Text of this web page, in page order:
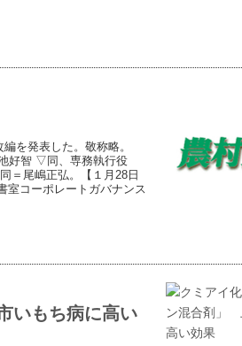
を発表した。敬称略。
好智 ▽同、専務執行役
＝尾嶋正弘。【１月28日
コーポレートガバナンス
いもち病に高い